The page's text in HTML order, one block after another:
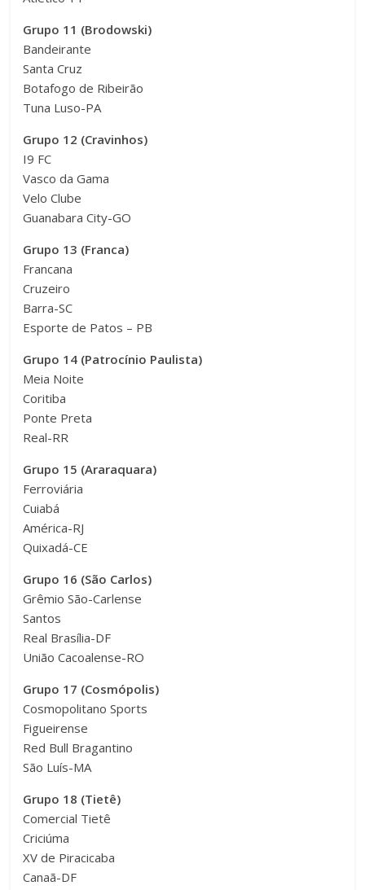
Grupo 11 (Brodowski)
Bandeirante
Santa Cruz
Botafogo de Ribeirão
Tuna Luso-PA
Grupo 12 (Cravinhos)
I9 FC
Vasco da Gama
Velo Clube
Guanabara City-GO
Grupo 13 (Franca)
Francana
Cruzeiro
Barra-SC
Esporte de Patos – PB
Grupo 14 (Patrocínio Paulista)
Meia Noite
Coritiba
Ponte Preta
Real-RR
Grupo 15 (Araraquara)
Ferroviária
Cuiabá
América-RJ
Quixadá-CE
Grupo 16 (São Carlos)
Grêmio São-Carlense
Santos
Real Brasília-DF
União Cacoalense-RO
Grupo 17 (Cosmópolis)
Cosmopolitano Sports
Figueirense
Red Bull Bragantino
São Luís-MA
Grupo 18 (Tietê)
Comercial Tietê
Criciúma
XV de Piracicaba
Canaã-DF